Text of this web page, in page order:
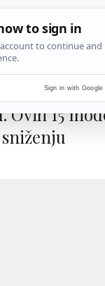
sandale nam
Ovih 15
Sign in with Google